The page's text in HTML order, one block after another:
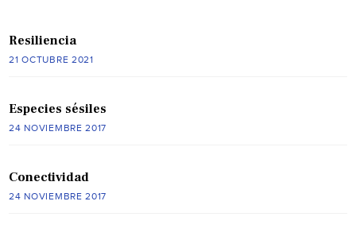
Resiliencia
21 OCTUBRE 2021
Especies sésiles
24 NOVIEMBRE 2017
Conectividad
24 NOVIEMBRE 2017